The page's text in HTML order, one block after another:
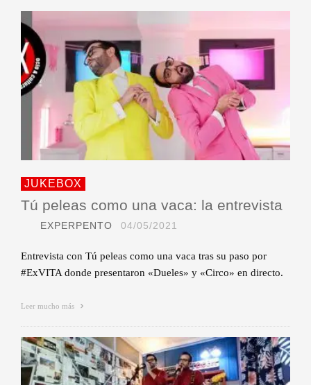
JUKEBOX
Tú peleas como una vaca: la entrevista
EXPERPENTO 04/05/2021
Entrevista con Tú peleas como una vaca tras su paso por
#ExVITA donde presentaron «Dueles» y «Circo» en directo.
Leer mucho más